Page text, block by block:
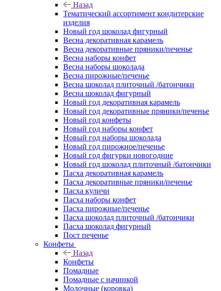
Назад
Тематический ассортимент кондитерские
изделия
Новый год шоколад фигурный
Весна декоративная карамель
Весна декоративные пряники/печенье
Весна наборы конфет
Весна наборы шоколада
Весна пирожные/печенье
Весна шоколад плиточный /батончики
Весна шоколад фигурный
Новый год декоративная карамель
Новый год декоративные пряники/печенье
Новый год конфеты
Новый год наборы конфет
Новый год наборы шоколада
Новый год пирожное/печенье
Новый год фигурки новогодние
Новый год шоколад плиточный /батончики
Пасха декоративная карамель
Пасха декоративные пряники/печенье
Пасха куличи
Пасха наборы конфет
Пасха пирожные/печенье
Пасха шоколад плиточный /батончики
Пасха шоколад фигурный
Пост печенье
Конфеты
Назад
Конфеты
Помадные
Помадные с начинкой
Молочные (коровка)